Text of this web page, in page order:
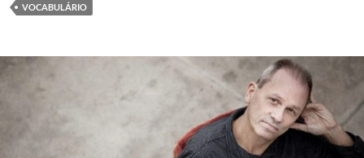
VOCABULÁRIO